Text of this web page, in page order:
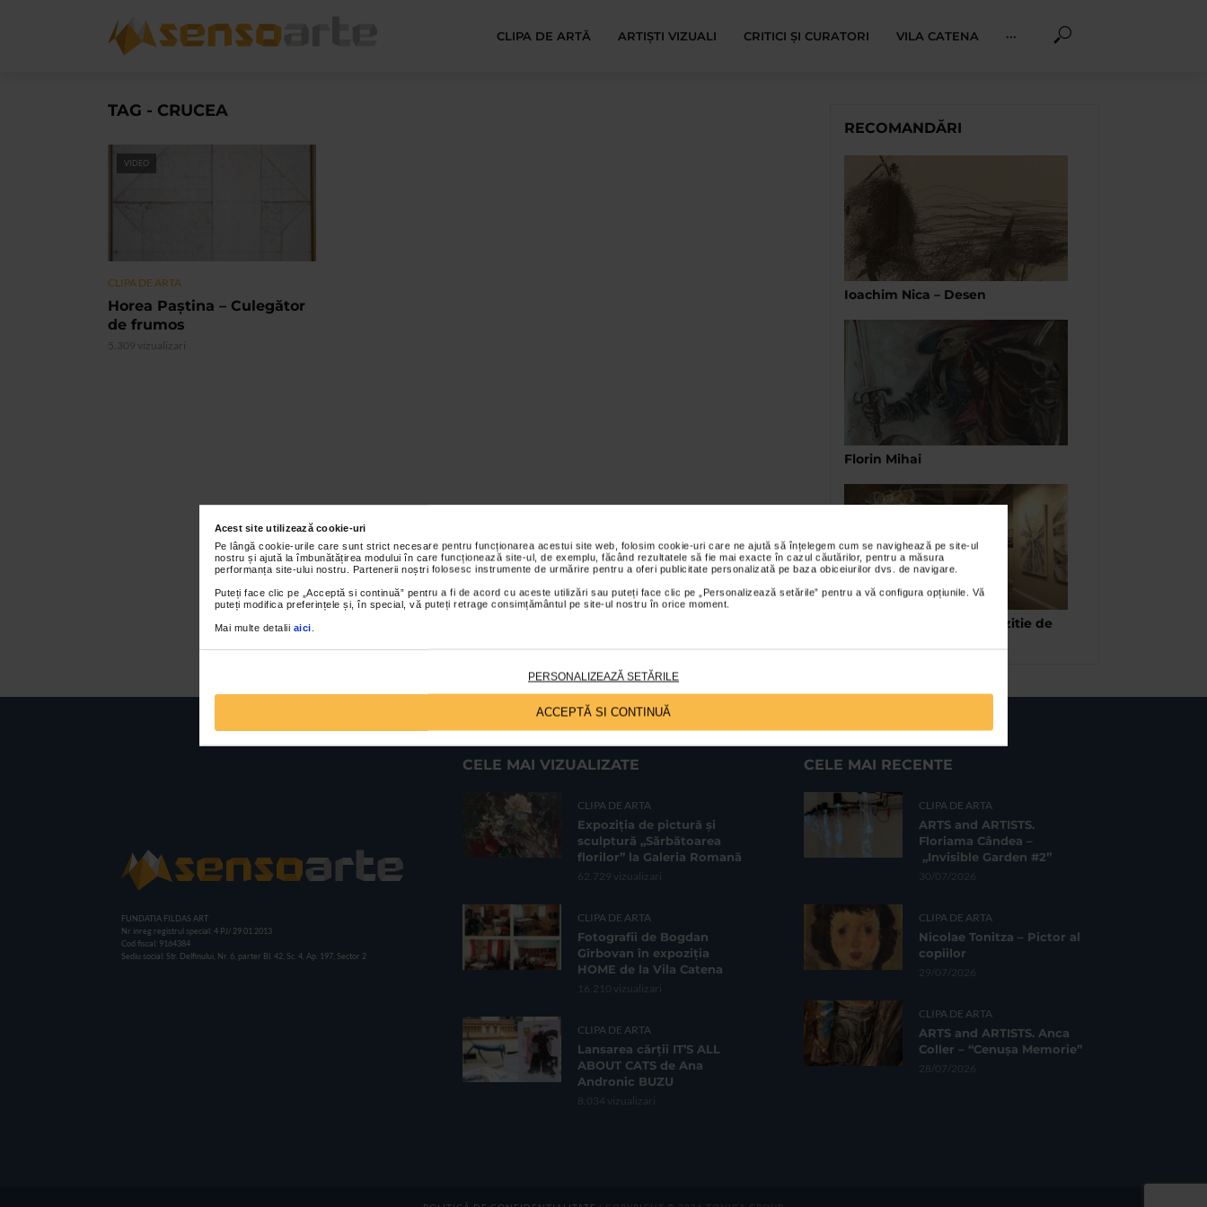
Acest site utilizează cookie-uri
Pe lângă cookie-urile care sunt strict necesare pentru funcționarea acestui site web, folosim cookie-uri care ne ajută să înțelegem cum se navighează pe site-ul
nostru și ajută la îmbunătățirea modului în care funcționează site-ul, de exemplu, făcând rezultatele să fie mai exacte în cazul căutărilor, pentru a măsura
performanța site-ului nostru. Partenerii noștri folosesc instrumente de urmărire pentru a oferi publicitate personalizată pe baza obiceiurilor dvs. de navigare.
Puteți face clic pe „Acceptă si continuă” pentru a fi de acord cu aceste utilizări sau puteți face clic pe „Personalizează setările” pentru a vă configura opțiunile. Vă
puteți modifica preferințele și, în special, vă puteți retrage consimțământul pe site-ul nostru în orice moment.
Mai multe detalii aici
PERSONALIZEAZĂ SETĂRILE
ACCEPTĂ SI CONTINUĂ
CLIPA DE ARTĂ ARTIȘTI VIZUALI CRITICI ȘI CURATORI VILA CATENA ···
TAG - CRUCEA
VIDEO
CLIPA DE ARTA
Horea Paștina – Culegător
de frumos
5.309 vizualizari
RECOMANDĂRI
Ioachim Nica – Desen
Florin Mihai
Clouds & I Clouds – expozitie de
FUNDATIA FILDAS ART
Nr inreg registrul special: 4 PJ/ 29.01.2013
Cod fiscal: 9164384
Sediu social: Str. Delfinului, Nr. 6, parter Bl. 42, Sc. 4, Ap. 197, Sector 2
CELE MAI VIZUALIZATE
CLIPA DE ARTA
Expoziția de pictură și
sculptură „Sărbătoarea
florilor” la Galeria Romană
62.729 vizualizari
CLIPA DE ARTA
Fotografii de Bogdan
Gîrbovan în expoziția
HOME de la Vila Catena
16.210 vizualizari
CLIPA DE ARTA
Lansarea cărții IT’S ALL
ABOUT CATS de Ana
Andronic BUZU
8.034 vizualizari
CELE MAI RECENTE
CLIPA DE ARTA
ARTS and ARTISTS.
Floriama Cândea –
„Invisible Garden #2”
30/07/2026
CLIPA DE ARTA
Nicolae Tonitza – Pictor al
copiilor
29/07/2026
CLIPA DE ARTA
ARTS and ARTISTS. Anca
Coller – “Cenușa Memorie”
28/07/2026